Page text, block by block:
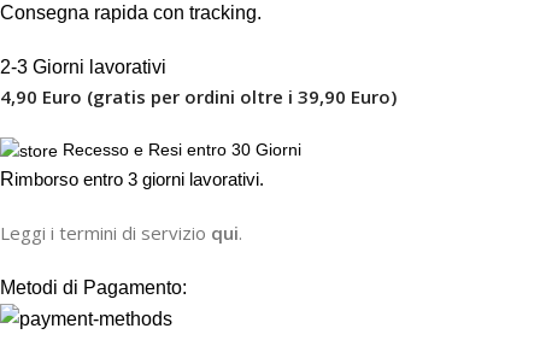
Consegna rapida con tracking.
2-3 Giorni lavorativi
4,90 Euro (gratis per ordini oltre i 39,90 Euro)
Recesso e Resi entro 30 Giorni
Rimborso entro 3 giorni lavorativi.
Leggi i termini di servizio qui.
Metodi di Pagamento: